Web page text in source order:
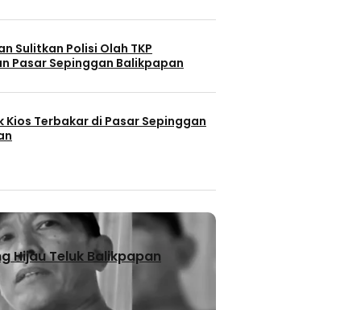
Sulitkan Polisi Olah TKP
Pasar Sepinggan Balikpapan
Kios Terbakar di Pasar Sepinggan
Hijau Teluk Balikpapan